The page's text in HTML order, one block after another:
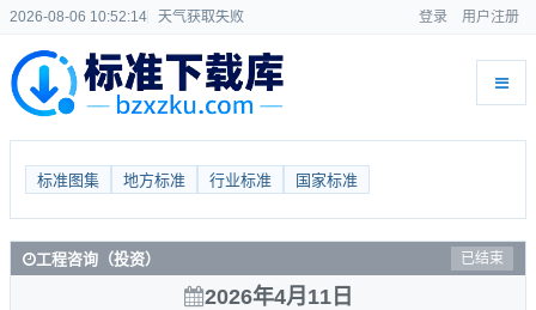
2026-08-06 10:52:14 天气获取失败 登录 用户注册
标准图集 地方标准 行业标准 国家标准
工程咨询（投资） 已结束
2026年4月11日